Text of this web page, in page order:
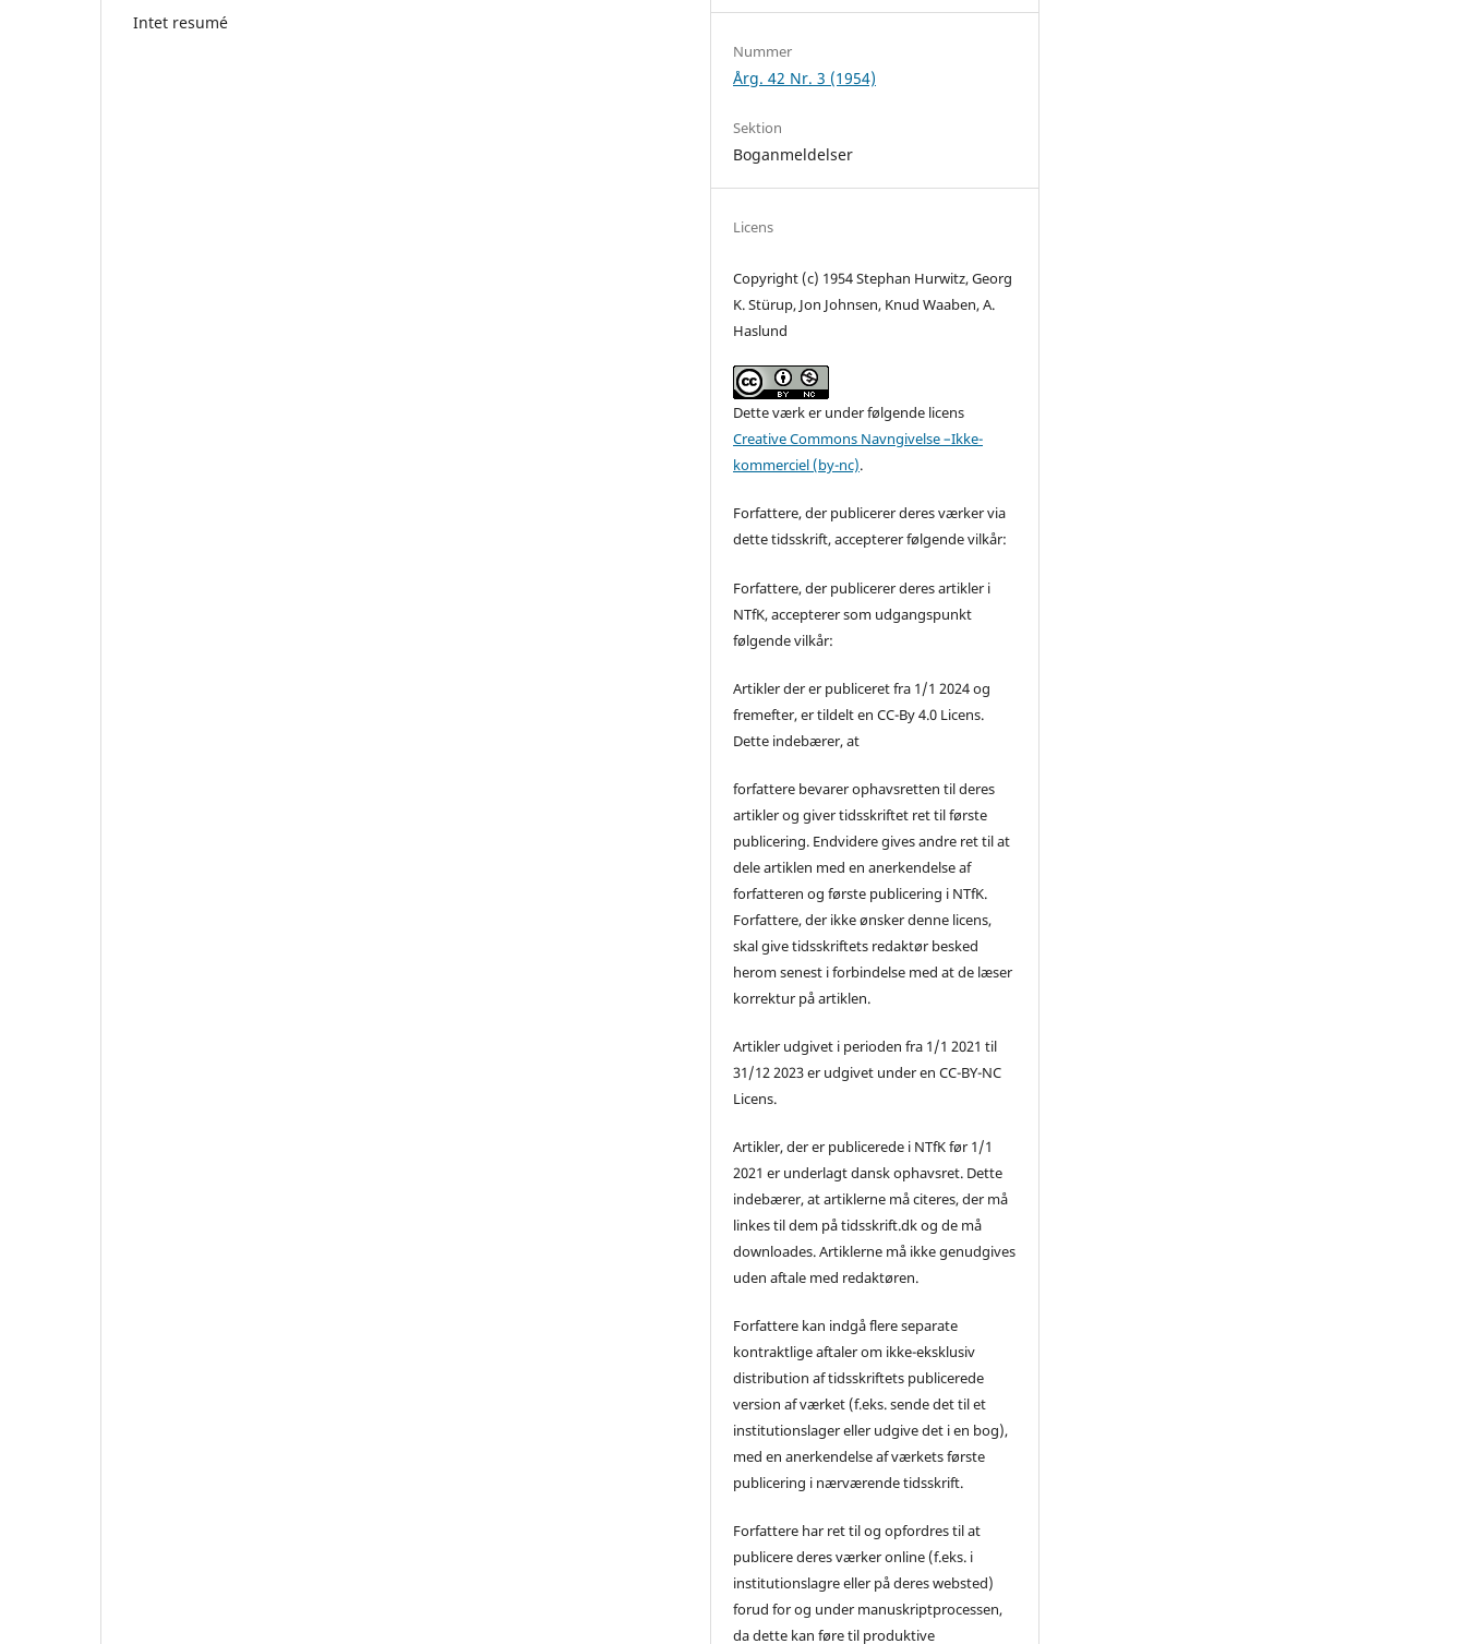
Intet resumé
Nummer
Årg. 42 Nr. 3 (1954)
Sektion
Boganmeldelser
Licens
Copyright (c) 1954 Stephan Hurwitz, Georg
K. Stürup, Jon Johnsen, Knud Waaben, A.
Haslund
Dette værk er under følgende licens
Creative Commons Navngivelse –Ikke-
kommerciel (by-nc).
Forfattere, der publicerer deres værker via
dette tidsskrift, accepterer følgende vilkår:
Forfattere, der publicerer deres artikler i
NTfK, accepterer som udgangspunkt
følgende vilkår:
Artikler der er publiceret fra 1/1 2024 og
fremefter, er tildelt en CC-By 4.0 Licens.
Dette indebærer, at
forfattere bevarer ophavsretten til deres
artikler og giver tidsskriftet ret til første
publicering. Endvidere gives andre ret til at
dele artiklen med en anerkendelse af
forfatteren og første publicering i NTfK.
Forfattere, der ikke ønsker denne licens,
skal give tidsskriftets redaktør besked
herom senest i forbindelse med at de læser
korrektur på artiklen.
Artikler udgivet i perioden fra 1/1 2021 til
31/12 2023 er udgivet under en CC-BY-NC
Licens.
Artikler, der er publicerede i NTfK før 1/1
2021 er underlagt dansk ophavsret. Dette
indebærer, at artiklerne må citeres, der må
linkes til dem på tidsskrift.dk og de må
downloades. Artiklerne må ikke genudgives
uden aftale med redaktøren.
Forfattere kan indgå flere separate
kontraktlige aftaler om ikke-eksklusiv
distribution af tidsskriftets publicerede
version af værket (f.eks. sende det til et
institutionslager eller udgive det i en bog),
med en anerkendelse af værkets første
publicering i nærværende tidsskrift.
Forfattere har ret til og opfordres til at
publicere deres værker online (f.eks. i
institutionslagre eller på deres websted)
forud for og under manuskriptprocessen,
da dette kan føre til produktive